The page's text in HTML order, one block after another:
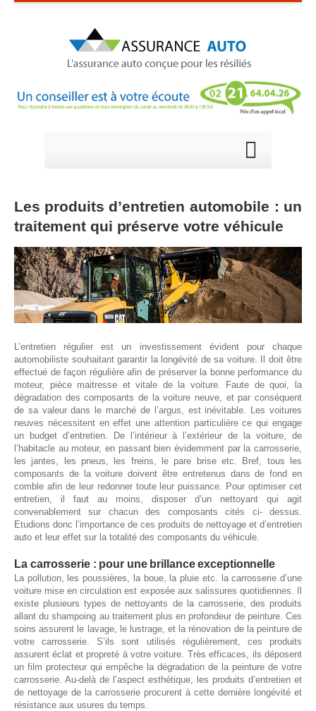
Les produits d’entretien automobile : un
traitement qui préserve votre véhicule
L’entretien régulier est un investissement évident pour chaque
automobiliste souhaitant garantir la longévité de sa voiture. Il doit être
effectué de façon régulière afin de préserver la bonne performance du
moteur, pièce maitresse et vitale de la voiture. Faute de quoi, la
dégradation des composants de la voiture neuve, et par conséquent
de sa valeur dans le marché de l’argus, est inévitable. Les voitures
neuves nécessitent en effet une attention particulière ce qui engage
un budget d’entretien. De l’intérieur à l’extérieur de la voiture, de
l’habitacle au moteur, en passant bien évidemment par la carrosserie,
les jantes, les pneus, les freins, le pare brise etc. Bref, tous les
composants de la voiture doivent être entretenus dans de fond en
comble afin de leur redonner toute leur puissance. Pour optimiser cet
entretien, il faut au moins, disposer d’un nettoyant qui agit
convenablement sur chacun des composants cités ci- dessus.
Etudions donc l’importance de ces produits de nettoyage et d’entretien
auto et leur effet sur la totalité des composants du véhicule.
La carrosserie : pour une brillance exceptionnelle
La pollution, les poussières, la boue, la pluie etc. la carrosserie d’une
voiture mise en circulation est exposée aux salissures quotidiennes. Il
existe plusieurs types de nettoyants de la carrosserie, des produits
allant du shampoing au traitement plus en profondeur de peinture. Ces
soins assurent le lavage, le lustrage, et la rénovation de la peinture de
votre carrosserie. S’ils sont utilisés régulièrement, ces produits
assurent éclat et propreté à votre voiture. Très efficaces, ils déposent
un film protecteur qui empêche la dégradation de la peinture de votre
carrosserie. Au-delà de l’aspect esthétique, les produits d’entretien et
de nettoyage de la carrosserie procurent à cette dernière longévité et
résistance aux usures du temps.